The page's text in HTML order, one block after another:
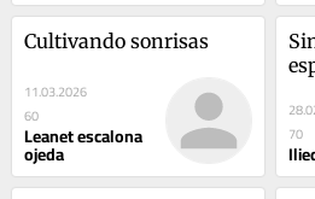
Cultivando sonrisas
11.03.2026
60
Leanet escalona
ojeda
70